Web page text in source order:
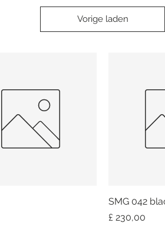
Vorige laden
SMG 042
Prijs
£ 230,00